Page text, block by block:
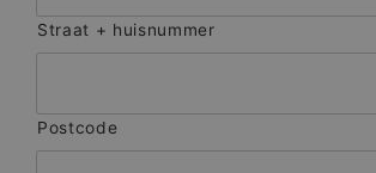
Straat + huisnummer
Postcode